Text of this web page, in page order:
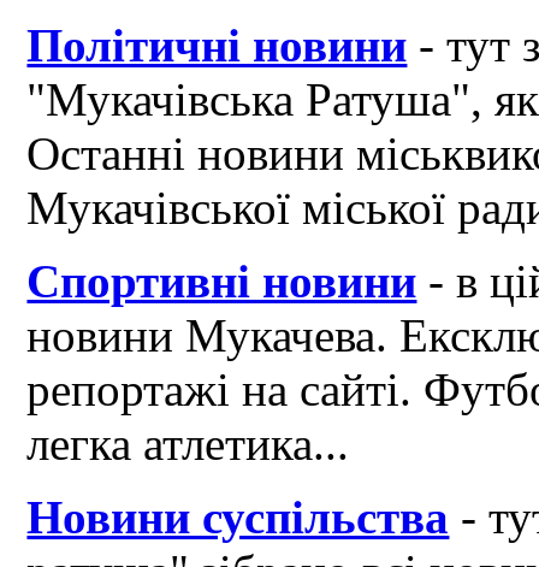
Політичні новини - тут
"Мукачівська Ратуша",
Останні новини
Мукачівської міської
Спортивні новини - в
новини Мукачева.
репортажі на сайті.
легка атлетика...
Новини суспільства -